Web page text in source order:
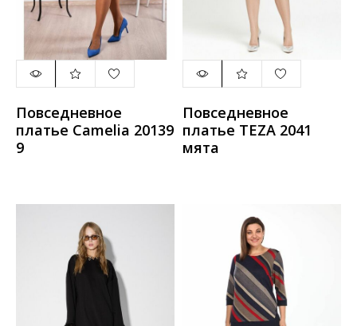
Повседневное
платье Camelia 20139
9
Повседневное
платье TEZA 2041
мята